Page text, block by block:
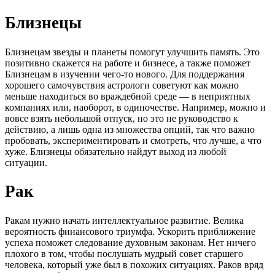
Близнецы
Близнецам звезды и планеты помогут улучшить память. Это
позитивно скажется на работе и бизнесе, а также поможет
Близнецам в изучении чего-то нового. Для поддержания
хорошего самочувствия астрологи советуют как можно
меньше находиться во враждебной среде — в неприятных
компаниях или, наоборот, в одиночестве. Например, можно и
вовсе взять небольшой отпуск, но это не руководство к
действию, а лишь одна из множества опций, так что важно
пробовать, экспериментировать и смотреть, что лучше, а что
хуже. Близнецы обязательно найдут выход из любой
ситуации.
Рак
Ракам нужно начать интеллектуальное развитие. Велика
вероятность финансового триумфа. Ускорить приближение
успеха поможет следование духовным законам. Нет ничего
плохого в том, чтобы послушать мудрый совет старшего
человека, который уже был в похожих ситуациях. Раков вряд